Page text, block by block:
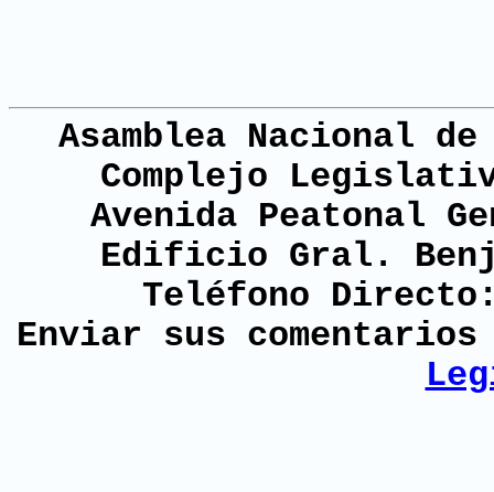
Asamblea Nacional
Complejo
Avenida Peatonal
Edificio Gral.
Teléfono
Enviar sus